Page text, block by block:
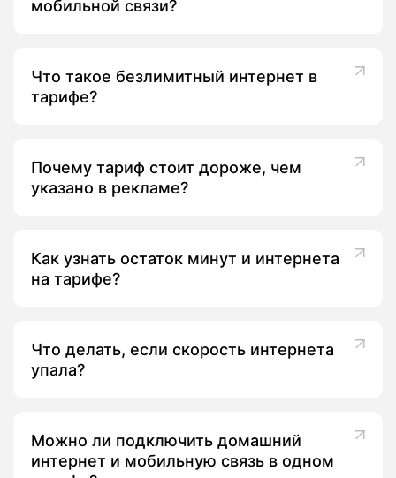
мобильной связи?
Что такое безлимитный интернет в
тарифе?
Почему тариф стоит дороже, чем
указано в рекламе?
Как узнать остаток минут и интернета
на тарифе?
Что делать, если скорость интернета
упала?
Можно ли подключить домашний
интернет и мобильную связь в одном